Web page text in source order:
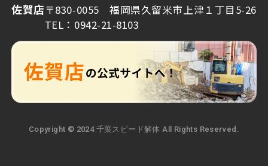
佐賀店〒830-0055 福岡県久留米市上津１丁目5-26
TEL：0942-21-8103
Copyright © 2024 千葉スピード解体 All Rights Reserved.